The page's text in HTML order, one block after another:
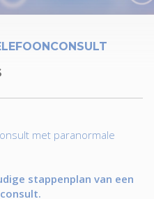
met paranormale
stappenplan van een